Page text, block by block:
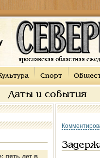
Спорт
Даты и события
пять лет в